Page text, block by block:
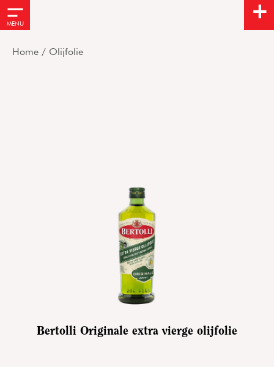
MENU
Olijfolie
Home / Olijfolie
Bertolli Originale extra vierge olijfolie